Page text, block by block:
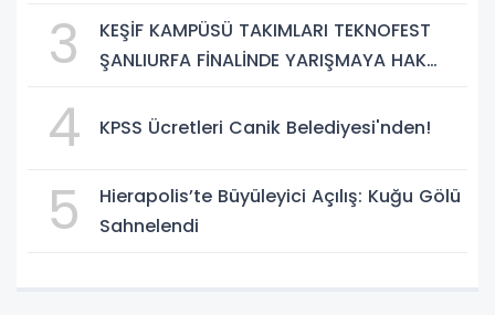
3
KEŞİF KAMPÜSÜ TAKIMLARI TEKNOFEST
ŞANLIURFA FİNALİNDE YARIŞMAYA HAK
4 KPSS Ücretleri Canik Belediyesi'nden!
5
Hierapolis’te Büyüleyici Açılış: Kuğu Gölü
Sahnelendi